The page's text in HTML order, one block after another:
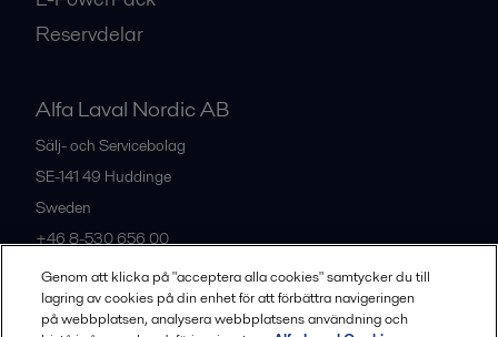
Reservdelar
Alfa Laval Nordic AB
Sälj- och Servicebolag
SE-141 49 Huddinge
Sweden
+46 8-530 656 00
Alla kontor och partners
Genom att klicka på "acceptera alla cookies" samtycker du till
lagring av cookies på din enhet för att förbättra navigeringen
på webbplatsen, analysera webbplatsens användning och